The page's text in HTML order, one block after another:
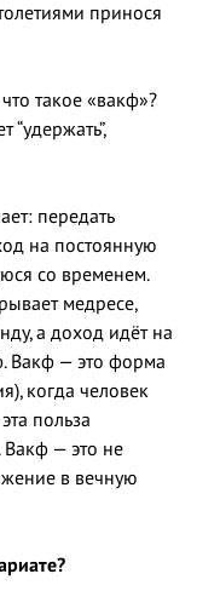
принося
такое «вакф»?
передать
на постоянную
со временем.
медресе,
а доход идёт на
Вакф — это форма
когда человек
польза
Вакф — это не
в вечную
?